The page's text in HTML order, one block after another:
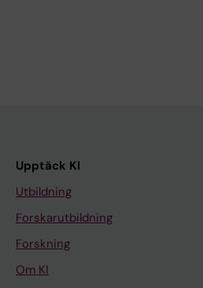
Upptäck KI
Utbildning
Forskarutbildning
Forskning
Om KI